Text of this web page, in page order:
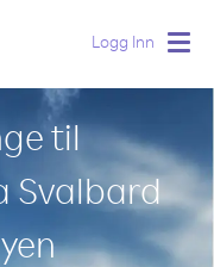
Logg Inn
til
Svalbard